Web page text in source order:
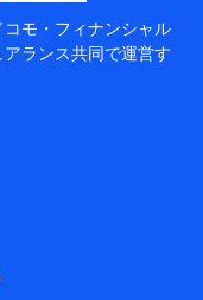
グループ
ナンシャルグルー
るユーザー登録受
ナンシャルグルー
供するため、また
モ・フィナンシャル
ランス共同で運営す